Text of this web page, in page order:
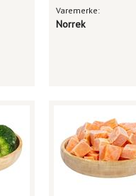
Varemerke:
Norrek